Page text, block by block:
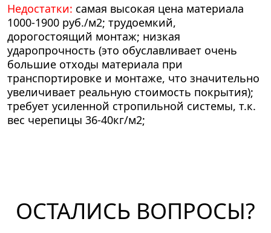
Недостатки: самая высокая цена материала
1000-1900 руб./м2; трудоемкий,
дорогостоящий монтаж; низкая
ударопрочность (это обуславливает очень
большие отходы материала при
транспортировке и монтаже, что значительно
увеличивает реальную стоимость покрытия);
требует усиленной стропильной системы, т.к.
вес черепицы 36-40кг/м2;
ОСТАЛИСЬ ВОПРОСЫ?